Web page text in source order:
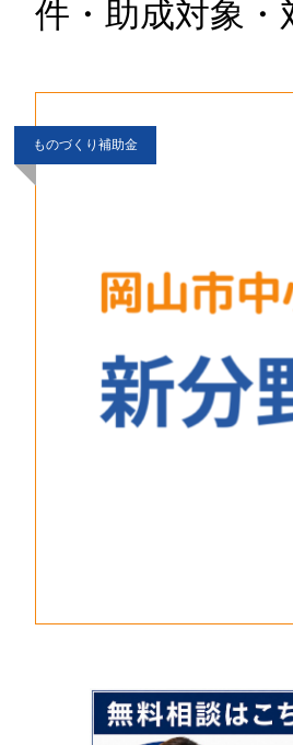
件・助成対象・
ものづくり補助金